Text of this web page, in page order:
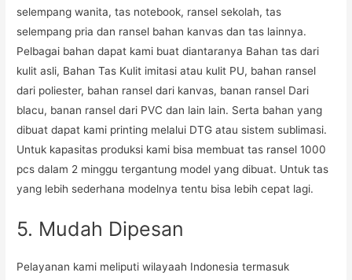
selempang wanita, tas notebook, ransel sekolah, tas
selempang pria dan ransel bahan kanvas dan tas lainnya.
Pelbagai bahan dapat kami buat diantaranya Bahan tas dari
kulit asli, Bahan Tas Kulit imitasi atau kulit PU, bahan ransel
dari poliester, bahan ransel dari kanvas, banan ransel Dari
blacu, banan ransel dari PVC dan lain lain. Serta bahan yang
dibuat dapat kami printing melalui DTG atau sistem sublimasi.
Untuk kapasitas produksi kami bisa membuat tas ransel 1000
pcs dalam 2 minggu tergantung model yang dibuat. Untuk tas
yang lebih sederhana modelnya tentu bisa lebih cepat lagi.
5. Mudah Dipesan
Pelayanan kami meliputi wilayaah Indonesia termasuk